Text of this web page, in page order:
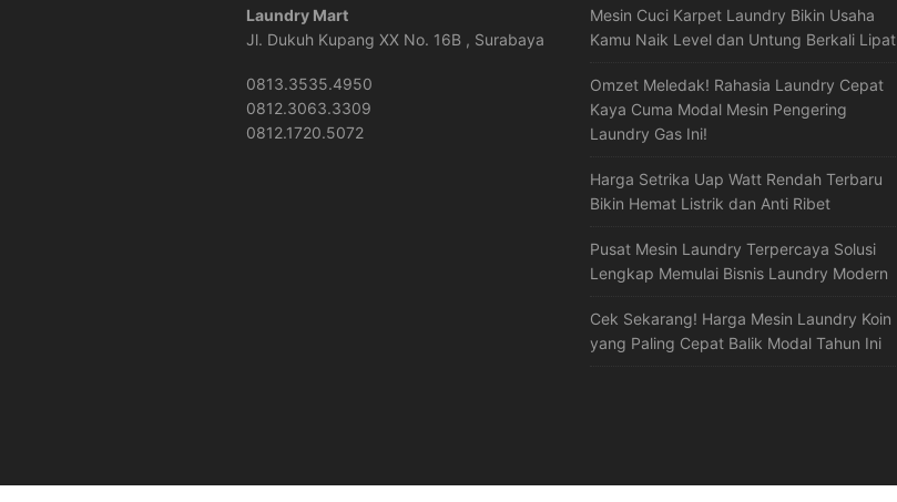
Laundry Mart
Jl. Dukuh Kupang XX No. 16B , Surabaya
0813.3535.4950
0812.3063.3309
0812.1720.5072
Mesin Cuci Karpet Laundry Bikin Usaha
Kamu Naik Level dan Untung Berkali Lipat
Omzet Meledak! Rahasia Laundry Cepat
Kaya Cuma Modal Mesin Pengering
Laundry Gas Ini!
Harga Setrika Uap Watt Rendah Terbaru
Bikin Hemat Listrik dan Anti Ribet
Pusat Mesin Laundry Terpercaya Solusi
Lengkap Memulai Bisnis Laundry Modern
Cek Sekarang! Harga Mesin Laundry Koin
yang Paling Cepat Balik Modal Tahun Ini